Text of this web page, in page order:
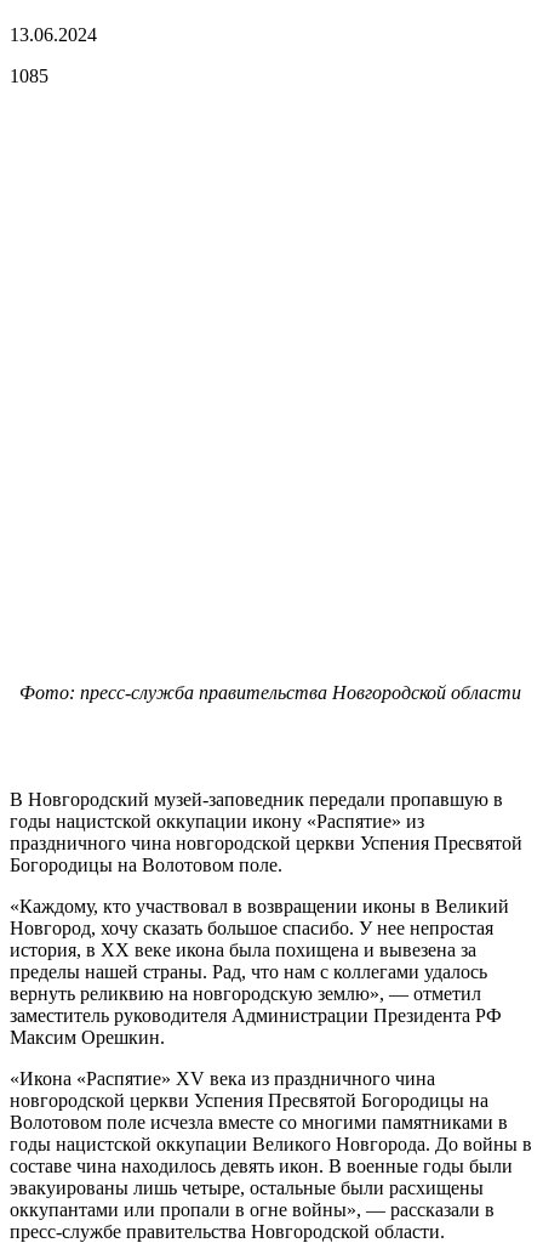
13.06.2024
1085
Фото: пресс-служба правительства Новгородской области
В Новгородский музей-заповедник передали пропавшую в
годы нацистской оккупации икону «Распятие» из
праздничного чина новгородской церкви Успения Пресвятой
Богородицы на Волотовом поле.
«Каждому, кто участвовал в возвращении иконы в Великий
Новгород, хочу сказать большое спасибо. У нее непростая
история, в XX веке икона была похищена и вывезена за
пределы нашей страны. Рад, что нам с коллегами удалось
вернуть реликвию на новгородскую землю», — отметил
заместитель руководителя Администрации Президента РФ
Максим Орешкин.
«Икона «Распятие» XV века из праздничного чина
новгородской церкви Успения Пресвятой Богородицы на
Волотовом поле исчезла вместе со многими памятниками в
годы нацистской оккупации Великого Новгорода. До войны в
составе чина находилось девять икон. В военные годы были
эвакуированы лишь четыре, остальные были расхищены
оккупантами или пропали в огне войны», — рассказали в
пресс-службе правительства Новгородской области.